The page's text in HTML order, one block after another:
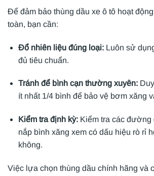
Để đảm bảo thùng dầu xe ô tô hoạt
toàn, bạn cần:
Đổ nhiên liệu đúng loại: Luôn sử
đủ tiêu chuẩn.
Tránh để bình cạn thường xuyên:
ít nhất 1/4 bình để bảo vệ bơm xăng
Kiểm tra định kỳ: Kiểm tra các đường
nắp bình xăng xem có dấu hiệu rò rỉ
không.
Việc lựa chọn thùng dầu chính hãng và